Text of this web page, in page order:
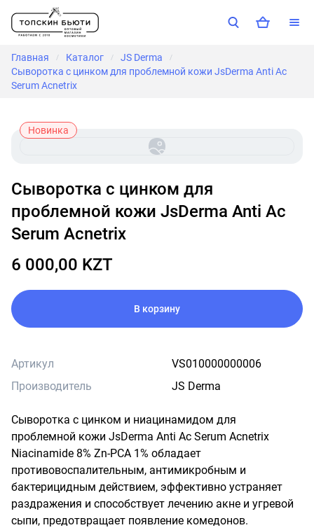
Главная / Каталог / JS Derma /
Сыворотка с цинком для проблемной кожи JsDerma Anti Ac
Serum Acnetrix
Новинка
Сыворотка с цинком для
проблемной кожи JsDerma Anti Ac
Serum Acnetrix
6 000,00 KZT
В корзину
Артикул
VS010000000006
Производитель
JS Derma
Сыворотка с цинком и ниацинамидом для
проблемной кожи JsDerma Anti Ac Serum Acnetrix
Niacinamide 8% Zn-PCA 1% обладает
противовоспалительным, антимикробным и
бактерицидным действием, эффективно устраняет
раздражения и способствует лечению акне и угревой
сыпи, предотвращает появление комедонов.